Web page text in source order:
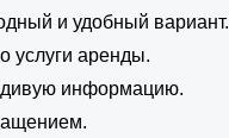
и удобный вариант.
услуги аренды.
информацию.